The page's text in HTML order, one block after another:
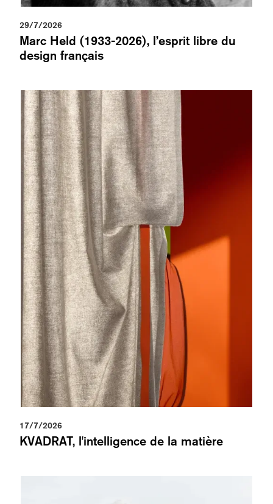
29/7/2026
Marc Held (1933-2026), l’esprit libre du
design français
17/7/2026
KVADRAT, l'intelligence de la matière